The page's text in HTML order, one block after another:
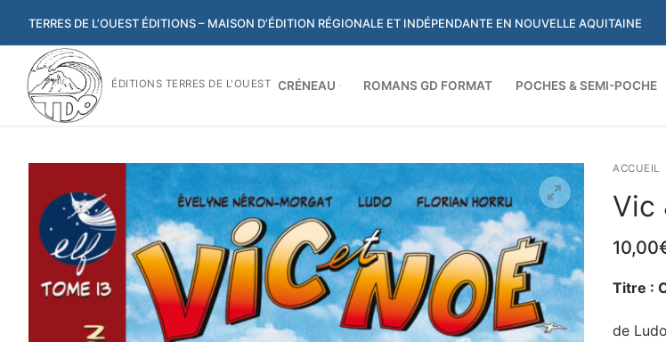
contenu
TERRES DE L’OUEST ÉDITIONS – MAISON D’ÉDITION RÉGIONALE ET INDÉPENDANTE EN NOUVELLE AQUITAINE
ÉDITIONS TERRES DE L'OUEST CRÉNEAU ROMANS GD FORMAT POCHES & SEMI-POCHE
ACCUEIL
Vic
10,00
Titre :
de